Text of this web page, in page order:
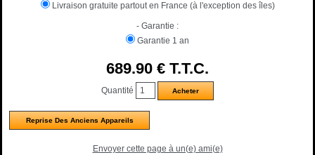
Livraison gratuite partout en France (à l'exception des îles)
- Garantie :
Garantie 1 an
689.90 € T.T.C.
Quantité
Reprise Des Anciens Appareils
Envoyer cette page à un(e) ami(e)